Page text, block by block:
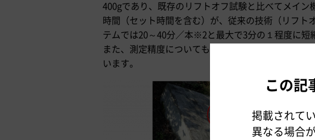
400gであり、既存のリフトオフ試験と比べてメイ
時間（セット時間を含む）が、従来の技術（リフ
テムでは20～40分／本※2と最大で3分の１程度に短
また、測定精度についても、従来の技術（リフトオ
います。
この記
掲載されて
異なる場合